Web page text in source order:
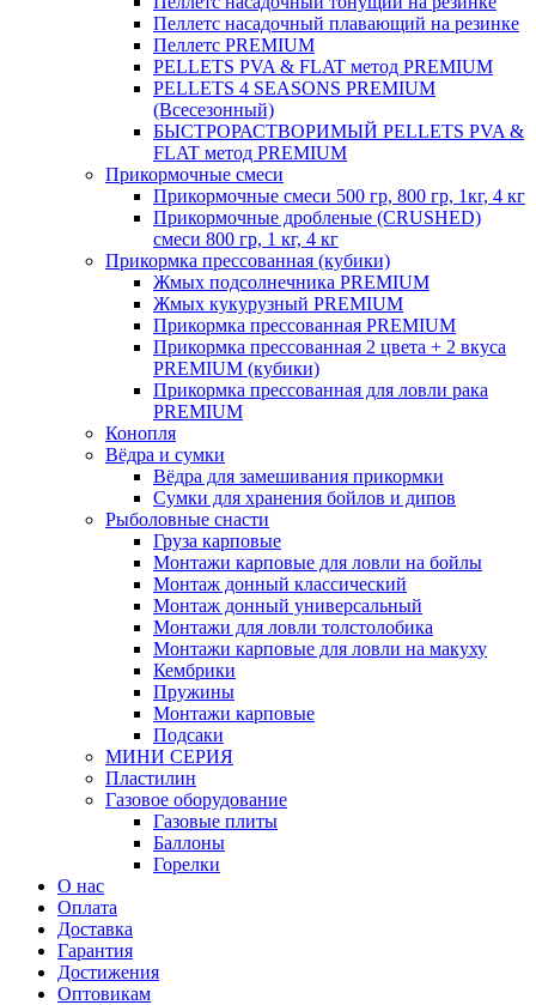
Пеллетс насадочный плавающий на резинке
Пеллетс PREMIUM
PELLETS PVA & FLAT метод PREMIUM
PELLETS 4 SEASONS PREMIUM
(Всесезонный)
БЫСТРОРАСТВОРИМЫЙ PELLETS PVA &
FLAT метод PREMIUM
Прикормочные смеси
Прикормочные смеси 500 гр, 800 гр, 1кг, 4 кг
Прикормочные дробленые (CRUSHED)
смеси 800 гр, 1 кг, 4 кг
Прикормка прессованная (кубики)
Жмых подсолнечника PREMIUM
Жмых кукурузный PREMIUM
Прикормка прессованная PREMIUM
Прикормка прессованная 2 цвета + 2 вкуса
PREMIUM (кубики)
Прикормка прессованная для ловли рака
PREMIUM
Конопля
Вёдра и сумки
Вёдра для замешивания прикормки
Сумки для хранения бойлов и дипов
Рыболовные снасти
Груза карповые
Монтажи карповые для ловли на бойлы
Монтаж донный классический
Монтаж донный универсальный
Монтажи для ловли толстолобика
Монтажи карповые для ловли на макуху
Кембрики
Пружины
Монтажи карповые
Подсаки
МИНИ СЕРИЯ
Пластилин
Газовое оборудование
Газовые плиты
Баллоны
Горелки
О нас
Оплата
Доставка
Гарантия
Достижения
Оптовикам